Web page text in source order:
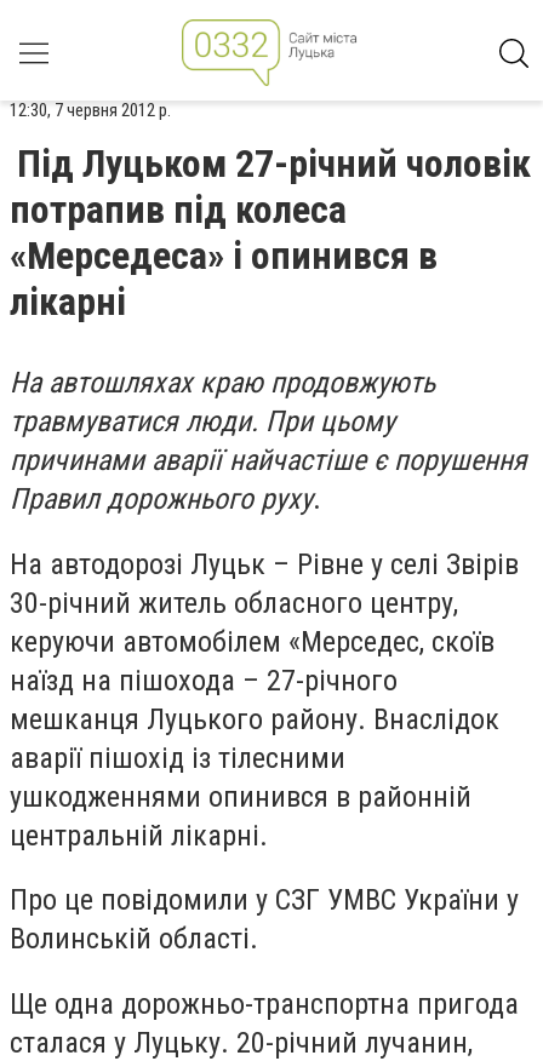
12:30, 7 червня 2012 р.
Під Луцьком 27-річний чоловік
потрапив під колеса
«Мерседеса» і опинився в
лікарні
На автошляхах краю продовжують
травмуватися люди. При цьому
причинами аварії найчастіше є порушення
Правил дорожнього руху.
На автодорозі Луцьк – Рівне у селі Звірів
30-річний житель обласного центру,
керуючи автомобілем «Мерседес, скоїв
наїзд на пішохода – 27-річного
мешканця Луцького району. Внаслідок
аварії пішохід із тілесними
ушкодженнями опинився в районній
центральній лікарні.
Про це повідомили у СЗГ УМВС України у
Волинській області.
Ще одна дорожньо-транспортна пригода
сталася у Луцьку. 20-річний лучанин,